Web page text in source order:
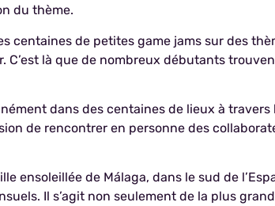
du thème.
centaines de petites game jams sur des
C’est là que de nombreux débutants
dans des centaines de lieux à
de rencontrer en personne des
ensoleillée de Málaga, dans le sud de
Il s’agit non seulement de la plus